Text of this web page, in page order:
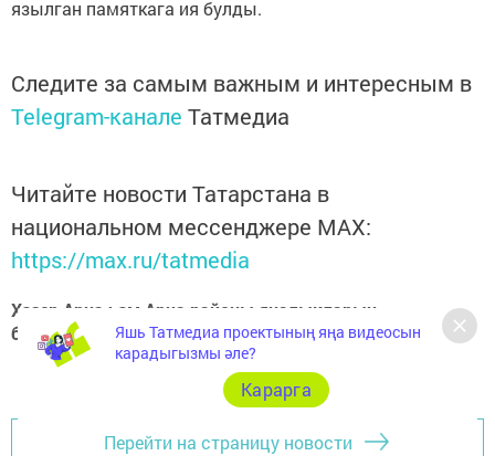
язылган памяткага ия булды.
Следите за самым важным и интересным в
Telegram-канале Татмедиа
Читайте новости Татарстана в
национальном мессенджере MАХ:
https://max.ru/tatmedia
Хәзер Арча һәм Арча районы яңалыкларын
безнеңTelegram-каналданда белә аласыз
Перейти на страницу новости
Яшь Татмедиа проектының яңа видеосын
карадыгызмы әле?
Карарга